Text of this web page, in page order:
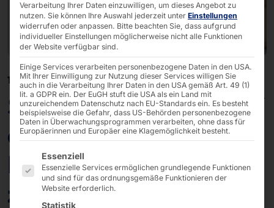
16/01/2025
Snabble & Pyramid auf
der EuroCIS 2025:
Lösungen für den
zukunftsfähigen Point
Verarbeitung Ihrer Daten einzuwilligen, um dieses Angebot zu
nutzen. Sie können Ihre Auswahl jederzeit unter Einstellungen
widerrufen oder anpassen. Bitte beachten Sie, dass aufgrund
individueller Einstellungen möglicherweise nicht alle Funktionen
der Website verfügbar sind.
Einige Services verarbeiten personenbezogene Daten in den USA.
Mit Ihrer Einwilligung zur Nutzung dieser Services willigen Sie
auch in die Verarbeitung Ihrer Daten in den USA gemäß Art. 49 (1)
lit. a GDPR ein. Der EuGH stuft die USA als ein Land mit
unzureichendem Datenschutz nach EU-Standards ein. Es besteht
beispielsweise die Gefahr, dass US-Behörden personenbezogene
Daten in Überwachungsprogrammen verarbeiten, ohne dass für
Europäerinnen und Europäer eine Klagemöglichkeit besteht.
Es folgt eine Liste der Service-Gruppen, für die eine
Essenziell
Essenzielle Services ermöglichen grundlegende Funktionen
und sind für das ordnungsgemäße Funktionieren der
Website erforderlich.
Statistik